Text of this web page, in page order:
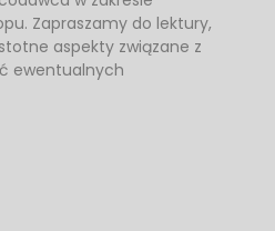
Zapraszamy do lektury,
aspekty związane z
ewentualnych